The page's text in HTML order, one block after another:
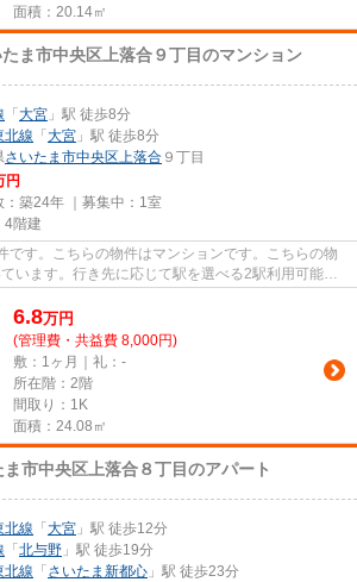
面積：20.14㎡
たま市中央区上落合９丁目のマンション
「 大宮 」駅 徒歩8分
北線 「 大宮 」駅 徒歩8分
さいたま市中央区上落合 ９丁目
円
：築24年 ｜募集中： 1室
4階建
です。こちらの物件はマンションです。こちらの物
います。行き先に応じて駅を選べる2駅利用可能な
で...
6.8万円
(管理費・共益費 8,000円)
敷：1ヶ月｜礼：-
所在階：2階
間取り：1K
面積：24.08㎡
ま市中央区上落合８丁目のアパート
北線 「 大宮 」駅 徒歩12分
「 北与野 」駅 徒歩19分
北線 「 さいたま新都心 」駅 徒歩23分